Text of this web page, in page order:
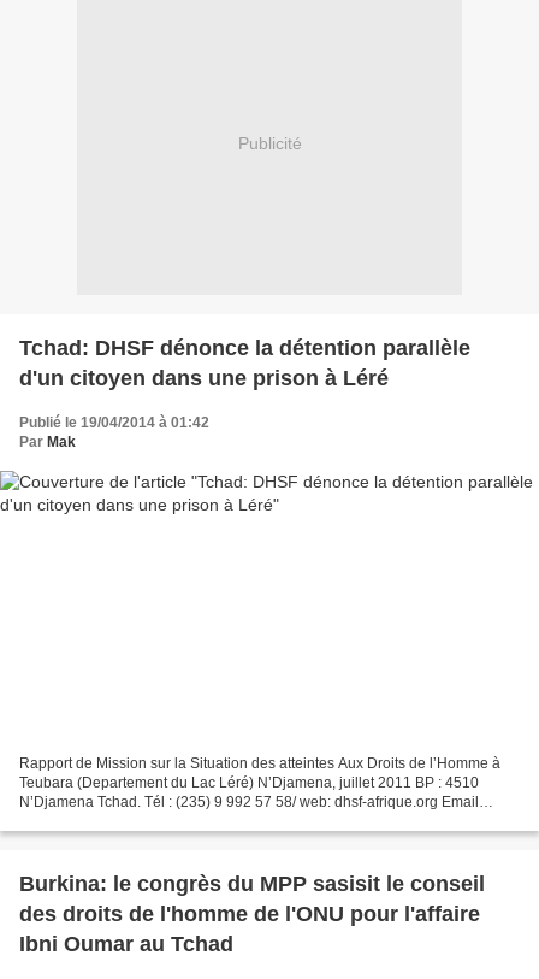
Publicité
Tchad: DHSF dénonce la détention parallèle
d'un citoyen dans une prison à Léré
Publié le 19/04/2014 à 01:42
Par Mak
Rapport de Mission sur la Situation des atteintes Aux Droits de l’Homme à
Teubara (Departement du Lac Léré) N’Djamena, juillet 2011 BP : 4510
N’Djamena Tchad. Tél : (235) 9 992 57 58/ web: dhsf-afrique.org Email
Burkina: le congrès du MPP sasisit le conseil
des droits de l'homme de l'ONU pour l'affaire
Ibni Oumar au Tchad